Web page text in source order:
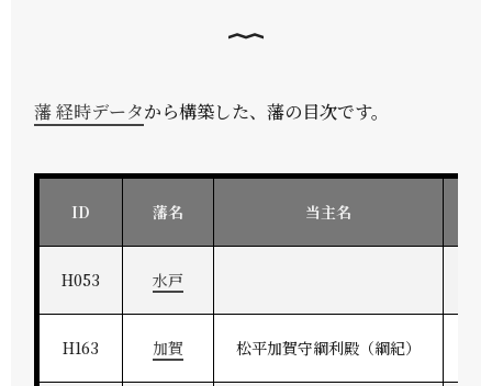
藩 経時データから構築した、藩の目次です。
ID 藩名 当主名
H053 水戸
H163 加賀 松平加賀守綱利殿（綱紀）